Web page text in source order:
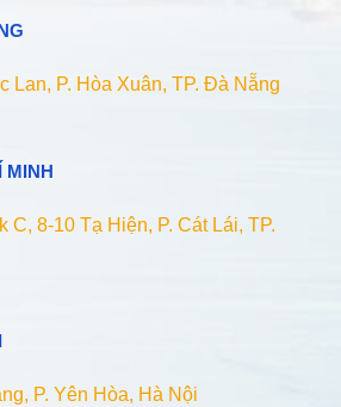
Lan, P. Hòa Xuân, TP. Đà Nẵng
MINH
C, 8-10 Tạ Hiện, P. Cát Lái, TP.
P. Yên Hòa, Hà Nội